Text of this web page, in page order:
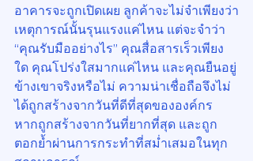
อาคารจะถูกเปิดเผย ลูกค้าจะไม่จำเพียงว่า
เหตุการณ์นั้นรุนแรงแค่ไหน แต่จะจำว่า
“คุณรับมืออย่างไร” คุณสื่อสารเร็วเพียง
ใด คุณโปร่งใสมากแค่ไหน และคุณยืนอยู่
ข้างเขาจริงหรือไม่ ความน่าเชื่อถือจึงไม่
ได้ถูกสร้างจากวันที่ดีที่สุดขององค์กร
หากถูกสร้างจากวันที่ยากที่สุด และถูก
ตอกย้ำผ่านการกระทำที่สม่ำเสมอในทุก